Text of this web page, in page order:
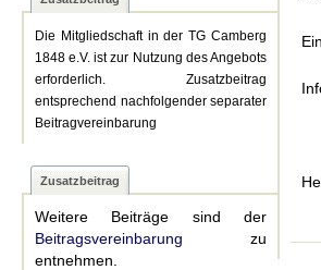
Die Mitgliedschaft in der TG Camberg
1848 e.V. ist zur Nutzung des Angebots
erforderlich. Zusatzbeitrag
entsprechend nachfolgender separater
Beitragvereinbarung
Zusatzbeitrag
Weitere Beiträge sind der
Beitragsvereinbarung zu
entnehmen.